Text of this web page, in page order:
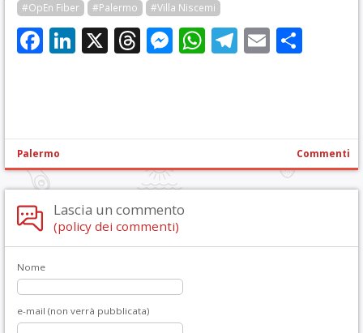
#OpEn Fiber
#Palermo #Villa Niscemi
Facebook
LinkedIn
X Threads
Messenger
WhatsApp
Telegram
Email
Palermo Commenti
Lascia un commento
(policy dei commenti)
Nome
e-mail (non verrà pubblicata)